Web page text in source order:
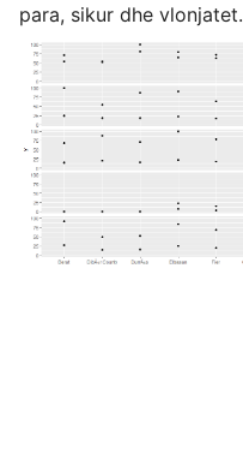
para, sikur dhe vlonjatet.